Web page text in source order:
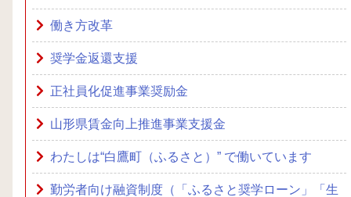
働き方改革
奨学金返還支援
正社員化促進事業奨励金
山形県賃金向上推進事業支援金
わたしは“白鷹町（ふるさと）” で働いています
勤労者向け融資制度（「ふるさと奨学ローン」「生